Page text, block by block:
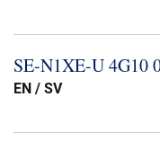
SE-​N1XE-​U 4G10
EN / SV